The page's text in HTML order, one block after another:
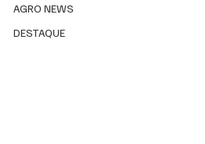
AGRO NEWS
DESTAQUE